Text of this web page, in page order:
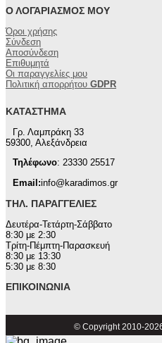
Ο ΛΟΓΑΡΙΑΣΜΌΣ ΜΟΥ
Όροι χρήσης
Σύνδεση
Αποσύνδεση
Επιθυμητά
Οι παραγγελίες μου
Πολιτική απορρήτου GDPR
ΚΑΤΆΣΤΗΜΑ
Γρ. Λαμπράκη 33
59300, Αλεξάνδρεια
Τηλέφωνο: 23330 25517
Email:info@karadimos.gr
ΤΗΛ. ΠΑΡΑΓΓΕΛΊΕΣ
Δευτέρα-Τετάρτη-Σάββατο
8:30 με 2:30
Τρίτη-Πέμπτη-Παρασκευή
8:30 με 13:30
5:30 με 8:30
ΕΠΙΚΟΙΝΩΝΊΑ
© Copyright 2010-